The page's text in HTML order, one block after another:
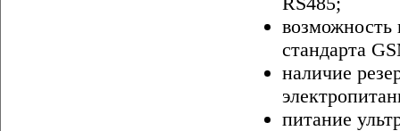
возможность
стандарта
наличие
питание